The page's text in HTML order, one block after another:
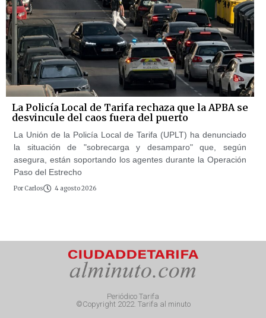
La Policía Local de Tarifa rechaza que la APBA se
desvincule del caos fuera del puerto
La Unión de la Policía Local de Tarifa (UPLT) ha denunciado
la situación de "sobrecarga y desamparo" que, según
asegura, están soportando los agentes durante la Operación
Paso del Estrecho
Por Carlos 4 agosto 2026
Periódico Tarifa
©Copyright 2022. Tarifa al minuto